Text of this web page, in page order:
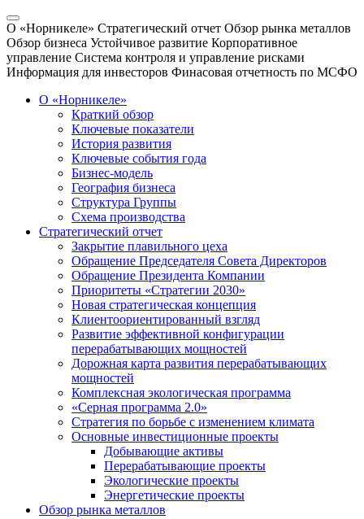
О «Норникеле» Стратегический отчет Обзор рынка металлов
Обзор бизнеса Устойчивое развитие Корпоративное
управление Система контроля и управление рисками
Информация для инвесторов Финасовая отчетность по МСФО
О «Норникеле»
Краткий обзор
Ключевые показатели
История развития
Ключевые события года
Бизнес-модель
География бизнеса
Структура Группы
Схема производства
Стратегический отчет
Закрытие плавильного цеха
Обращение Председателя Совета Директоров
Обращение Президента Компании
Приоритеты «Стратегии 2030»
Новая стратегическая концепция
Клиентоориентированный взгляд
Развитие эффективной конфигурации
перерабатывающих мощностей
Дорожная карта развития перерабатывающих
мощностей
Комплексная экологическая программа
«Серная программа 2.0»
Стратегия по борьбе с изменением климата
Основные инвестиционные проекты
Добывающие активы
Перерабатывающие проекты
Экологические проекты
Энергетические проекты
Обзор рынка металлов